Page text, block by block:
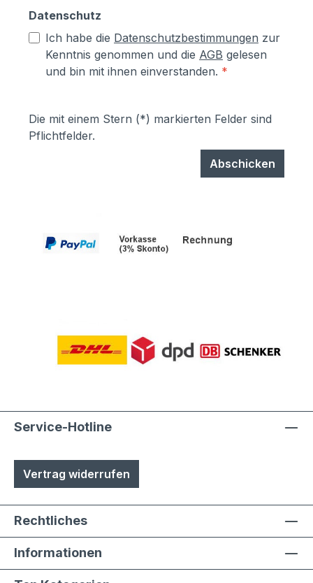
Datenschutz
Ich habe die Datenschutzbestimmungen zur
Kenntnis genommen und die AGB gelesen
und bin mit ihnen einverstanden. *
Die mit einem Stern (*) markierten Felder sind
Pflichtfelder.
Abschicken
Service-Hotline
Vertrag widerrufen
Rechtliches
Informationen